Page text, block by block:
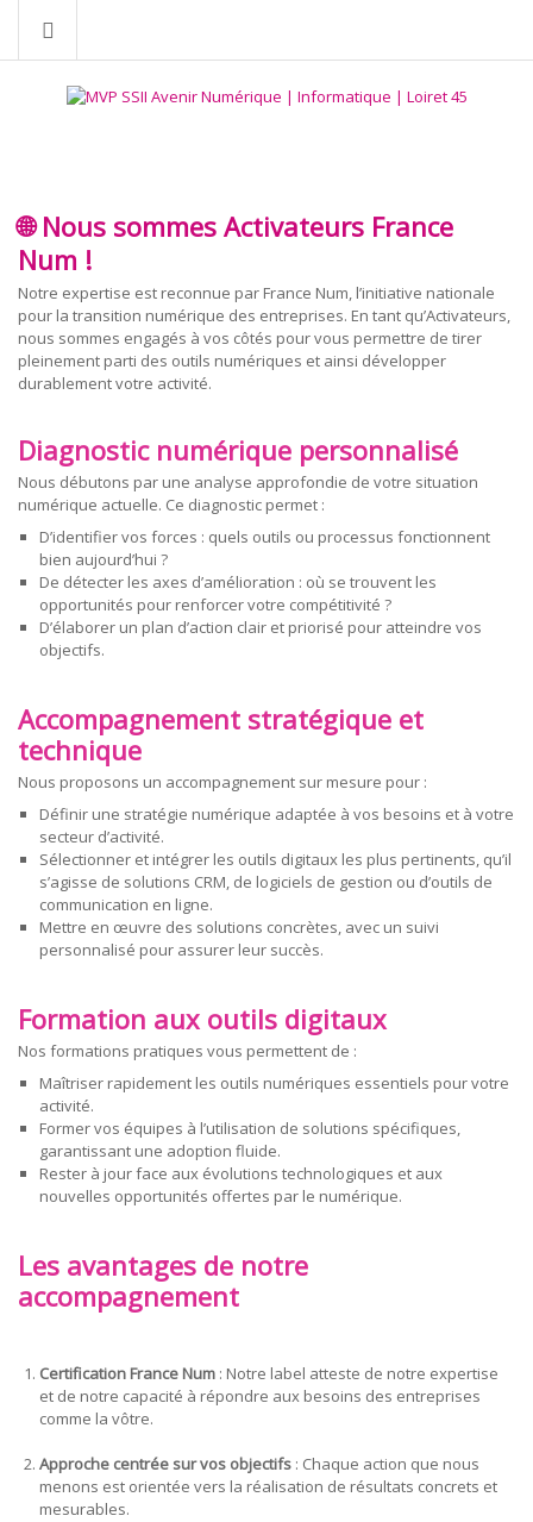
🌐 Nous sommes Activateurs France
Num !
Notre expertise est reconnue par France Num, l’initiative nationale
pour la transition numérique des entreprises. En tant qu’Activateurs,
nous sommes engagés à vos côtés pour vous permettre de tirer
pleinement parti des outils numériques et ainsi développer
durablement votre activité.
Diagnostic numérique personnalisé
Nous débutons par une analyse approfondie de votre situation
numérique actuelle. Ce diagnostic permet :
D’identifier vos forces : quels outils ou processus fonctionnent
bien aujourd’hui ?
De détecter les axes d’amélioration : où se trouvent les
opportunités pour renforcer votre compétitivité ?
D’élaborer un plan d’action clair et priorisé pour atteindre vos
objectifs.
Accompagnement stratégique et
technique
Nous proposons un accompagnement sur mesure pour :
Définir une stratégie numérique adaptée à vos besoins et à votre
secteur d’activité.
Sélectionner et intégrer les outils digitaux les plus pertinents, qu’il
s’agisse de solutions CRM, de logiciels de gestion ou d’outils de
communication en ligne.
Mettre en œuvre des solutions concrètes, avec un suivi
personnalisé pour assurer leur succès.
Formation aux outils digitaux
Nos formations pratiques vous permettent de :
Maîtriser rapidement les outils numériques essentiels pour votre
activité.
Former vos équipes à l’utilisation de solutions spécifiques,
garantissant une adoption fluide.
Rester à jour face aux évolutions technologiques et aux
nouvelles opportunités offertes par le numérique.
Les avantages de notre
accompagnement
Certification France Num : Notre label atteste de notre expertise
et de notre capacité à répondre aux besoins des entreprises
comme la vôtre.
Approche centrée sur vos objectifs : Chaque action que nous
menons est orientée vers la réalisation de résultats concrets et
mesurables.